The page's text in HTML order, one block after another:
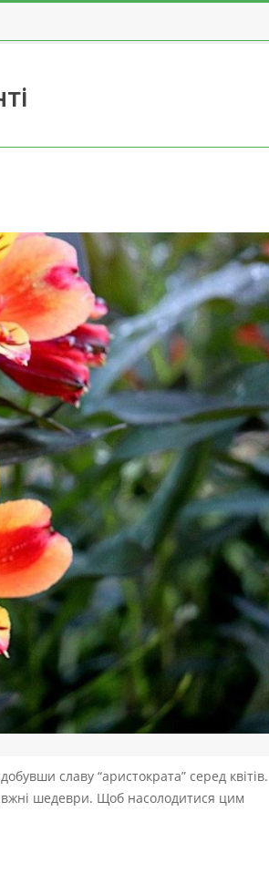
славу “аристократа” серед квітів.
шедеври. Щоб насолодитися цим